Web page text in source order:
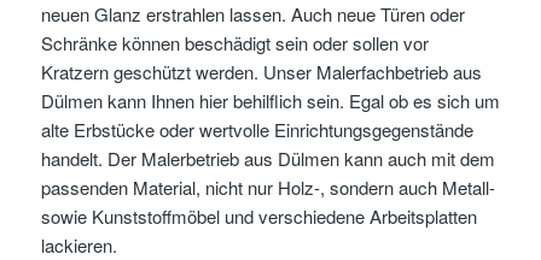
neuen Glanz erstrahlen lassen. Auch neue Türen oder
Schränke können beschädigt sein oder sollen vor
Kratzern geschützt werden. Unser Malerfachbetrieb aus
Dülmen kann Ihnen hier behilflich sein. Egal ob es sich um
alte Erbstücke oder wertvolle Einrichtungsgegenstände
handelt. Der Malerbetrieb aus Dülmen kann auch mit dem
passenden Material, nicht nur Holz-, sondern auch Metall-
sowie Kunststoffmöbel und verschiedene Arbeitsplatten
lackieren.